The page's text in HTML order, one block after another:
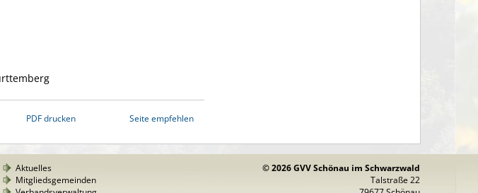
PDF drucken Seite empfehlen
Aktuelles
Mitgliedsgemeinden
© 2026 GVV Schönau im Schwarzwald
Talstraße 22